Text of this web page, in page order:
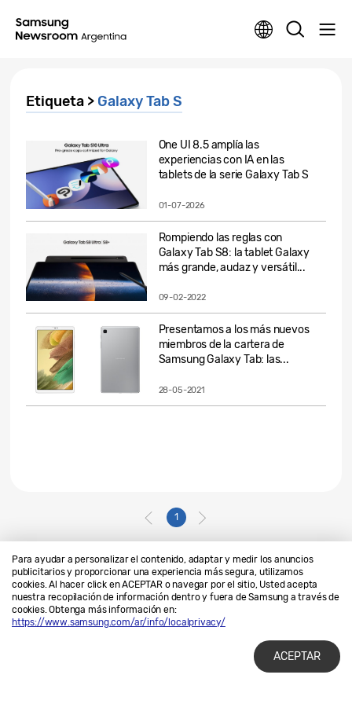
Para ayudar a personalizar el contenido, adaptar y medir los anuncios
publicitarios y proporcionar una experiencia más segura, utilizamos
cookies. Al hacer click en ACEPTAR o navegar por el sitio, Usted acepta
nuestra recopilación de información dentro y fuera de Samsung a través de
cookies. Obtenga más información en:
https://www.samsung.com/ar/info/localprivacy/
ACEPTAR
Etiqueta > Galaxy Tab S
One UI 8.5 amplía las
experiencias con IA en las
tablets de la serie Galaxy Tab S
01-07-2026
Rompiendo las reglas con
Galaxy Tab S8: la tablet Galaxy
más grande, audaz y versátil...
09-02-2022
Presentamos a los más nuevos
miembros de la cartera de
Samsung Galaxy Tab: las...
28-05-2021
1
Contáctanos
SAMSUNG.COM
Privacidad